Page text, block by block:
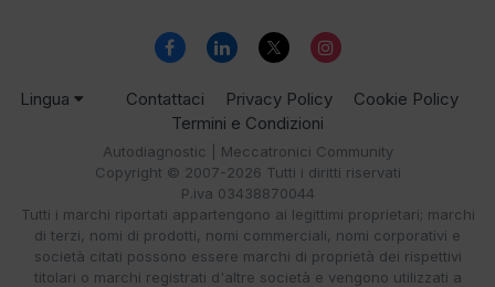
Lingua Contattaci Privacy Policy
Cookie Policy
Termini e Condizioni
Autodiagnostic | Meccatronici Community
Copyright © 2007-2026 Tutti i diritti riservati
P.iva 03438870044
Tutti i marchi riportati appartengono ai legittimi proprietari; marchi
di terzi, nomi di prodotti, nomi commerciali, nomi corporativi e
società citati possono essere marchi di proprietà dei rispettivi
titolari o marchi registrati d'altre società e vengono utilizzati a